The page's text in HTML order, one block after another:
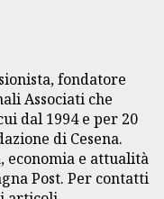
fondatore
Associati che
dal 1994 e per 20
di Cesena.
economia e attualità
Post. Per contatti